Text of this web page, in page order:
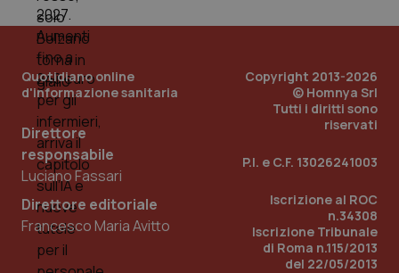
Quotidiano online
d'informazione sanitaria
Direttore
responsabile
Luciano Fassari
Direttore editoriale
Francesco Maria Avitto
Copyright 2013-2026
© Homnya Srl
Tutti i diritti sono
riservati
P.I. e C.F. 13026241003
Iscrizione al ROC
n.34308
Iscrizione Tribunale
di Roma n.115/2013
del 22/05/2013
www.quotidianosanita.it